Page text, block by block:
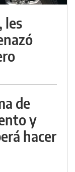
les
de
y
hacer